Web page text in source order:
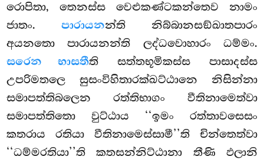
රොපිතා, තෙනස්ස වෙළුකණ්ටකන්තෙව නාමං
ජාතං. පාරායනන්ති නිබ්බානසඞ්ඛාතපාරං
අයනතො පාරායනන්ති ලද්ධවොහාරං ධම්මං.
සරෙන භාසතීති සත්තභූමිකස්ස පාසාදස්ස
උපරිමතලෙ සුසංවිහිතාරක්ඛට්ඨානෙ නිසින්නා
සමාපත්තිබලෙන රත්තිභාගං වීතිනාමෙත්වා
සමාපත්තිතො වුට්ඨාය ‘‘ඉමං රත්තාවසෙසං
කතරාය රතියා වීතිනාමෙස්සාමී’’ති චින්තෙත්වා
‘‘ධම්මරතියා’’ති කතසන්නිට්ඨානා තීණි ඵලානි